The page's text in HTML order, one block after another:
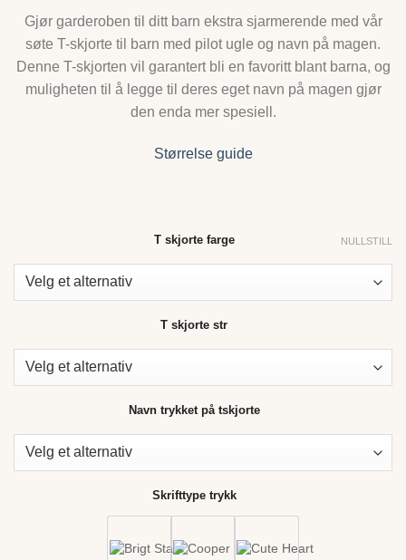
Gjør garderoben til ditt barn ekstra sjarmerende med vår
søte T-skjorte til barn med pilot ugle og navn på magen.
Denne T-skjorten vil garantert bli en favoritt blant barna, og
muligheten til å legge til deres eget navn på magen gjør
den enda mer spesiell.
Størrelse guide
T skjorte farge
T skjorte str
Navn trykket på tskjorte
Skrifttype trykk
NULLSTILL